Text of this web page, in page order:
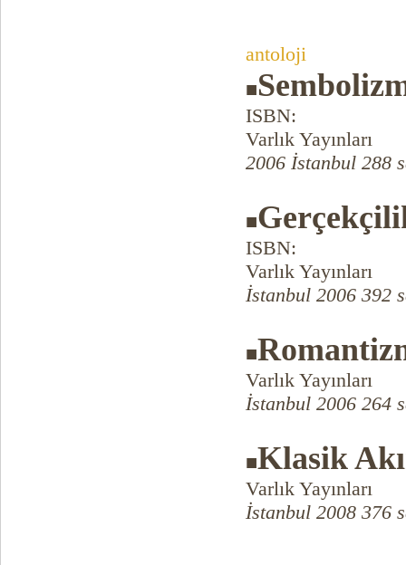
antoloji
■
ISBN:
Varlık Yayınları
2006 İstanbul 288
■
ISBN:
Varlık Yayınları
İstanbul 2006 392
■
Varlık Yayınları
İstanbul 2006 264
■Klasik
Varlık Yayınları
İstanbul 2008 376